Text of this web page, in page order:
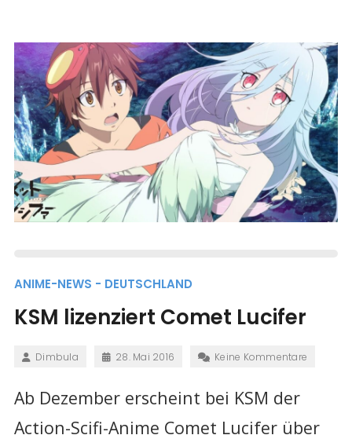
ANIME-NEWS - DEUTSCHLAND
KSM lizenziert Comet Lucifer
Dimbula 28. Mai 2016 Keine Kommentare
Ab Dezember erscheint bei KSM der
Action-Scifi-Anime Comet Lucifer über